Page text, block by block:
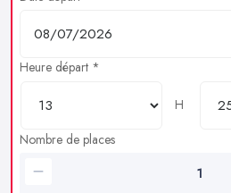
Heure départ *
H
Nombre de places